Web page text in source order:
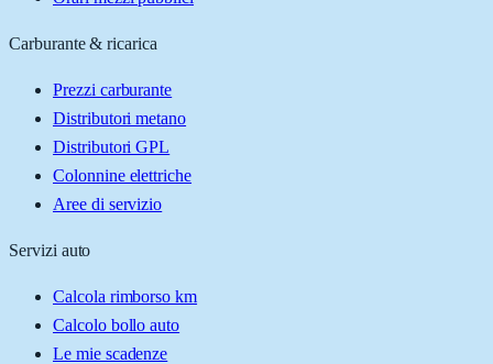
Carburante & ricarica
Prezzi carburante
Distributori metano
Distributori GPL
Colonnine elettriche
Aree di servizio
Servizi auto
Calcola rimborso km
Calcolo bollo auto
Le mie scadenze